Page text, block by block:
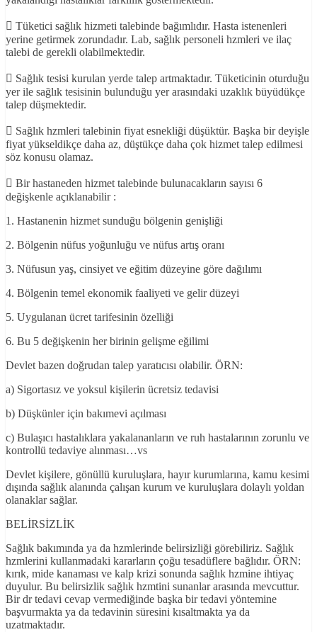
 Tüketici sağlık hizmeti talebinde bağımlıdır. Hasta istenenleri
yerine getirmek zorundadır. Lab, sağlık personeli hzmleri ve ilaç
talebi de gerekli olabilmektedir.
 Sağlık tesisi kurulan yerde talep artmaktadır. Tüketicinin oturduğu
yer ile sağlık tesisinin bulunduğu yer arasındaki uzaklık büyüdükçe
talep düşmektedir.
 Sağlık hzmleri talebinin fiyat esnekliği düşüktür. Başka bir deyişle
fiyat yükseldikçe daha az, düştükçe daha çok hizmet talep edilmesi
söz konusu olamaz.
 Bir hastaneden hizmet talebinde bulunacakların sayısı 6
değişkenle açıklanabilir :
1. Hastanenin hizmet sunduğu bölgenin genişliği
2. Bölgenin nüfus yoğunluğu ve nüfus artış oranı
3. Nüfusun yaş, cinsiyet ve eğitim düzeyine göre dağılımı
4. Bölgenin temel ekonomik faaliyeti ve gelir düzeyi
5. Uygulanan ücret tarifesinin özelliği
6. Bu 5 değişkenin her birinin gelişme eğilimi
Devlet bazen doğrudan talep yaratıcısı olabilir. ÖRN:
a) Sigortasız ve yoksul kişilerin ücretsiz tedavisi
b) Düşkünler için bakımevi açılması
c) Bulaşıcı hastalıklara yakalananların ve ruh hastalarının zorunlu ve
kontrollü tedaviye alınması…vs
Devlet kişilere, gönüllü kuruluşlara, hayır kurumlarına, kamu kesimi
dışında sağlık alanında çalışan kurum ve kuruluşlara dolaylı yoldan
olanaklar sağlar.
BELİRSİZLİK
Sağlık bakımında ya da hzmlerinde belirsizliği görebiliriz. Sağlık
hzmlerini kullanmadaki kararların çoğu tesadüflere bağlıdır. ÖRN:
kırık, mide kanaması ve kalp krizi sonunda sağlık hzmine ihtiyaç
duyulur. Bu belirsizlik sağlık hzmtini sunanlar arasında mevcuttur.
Bir dr tedavi cevap vermediğinde başka bir tedavi yöntemine
başvurmakta ya da tedavinin süresini kısaltmakta ya da
uzatmaktadır.